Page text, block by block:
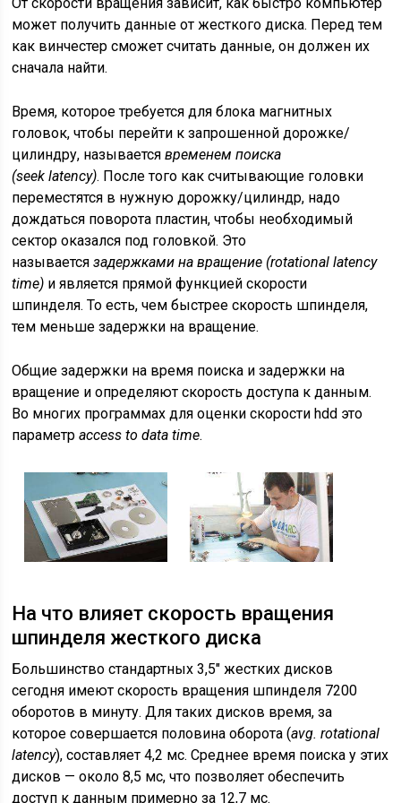
может получить данные от жесткого диска. Перед тем
как винчестер сможет считать данные, он должен их
сначала найти.
Время, которое требуется для блока магнитных
головок, чтобы перейти к запрошенной дорожке/
цилиндру, называетсявременем поиска
(seek latency). После того как считывающие головки
переместятся в нужную дорожку/цилиндр, надо
дождаться поворота пластин, чтобы необходимый
сектор оказался под головкой. Это
называетсязадержками на вращение (rotational latency
time) и является прямой функцией скорости
шпинделя. То есть, чем быстрее скорость шпинделя,
тем меньше задержки на вращение.
Общие задержки на время поиска и задержки на
вращение и определяют скорость доступа к данным.
Во многих программах для оценки скорости hdd это
параметрaccess to data time.
На что влияет скорость вращения
шпинделя жесткого диска
Большинство стандартных 3,5″ жестких дисков
сегодня имеют скорость вращения шпинделя 7200
оборотов в минуту. Для таких дисков время, за
которое совершается половина оборота (avg. rotational
latency), составляет 4,2 мс. Среднее время поиска у этих
дисков — около 8,5 мс, что позволяет обеспечить
доступ к данным примерно за 12,7 мс.